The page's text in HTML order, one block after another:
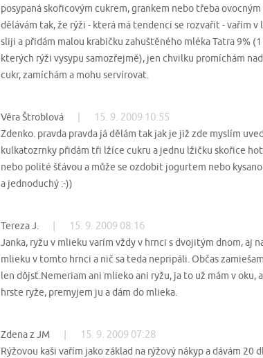
posypaná skořicovým cukrem, grankem nebo třeba
dělávám tak, že rýži - která má tendenci se rozvařit - vařím v
sliji a přidám malou krabičku zahuštěného mléka Tatra 9% (1
kterých rýži vysypu samozřejmě), jen chvilku promíchám
cukr, zamíchám a mohu servírovat.
Věra Štroblová 15. 9. 2009 10:55
Zdenko. pravda pravda já dělám tak jak je již zde myslím
kulkatozrnky přidám tři lžíce cukru a jednu lžičku skořice
nebo polité šťávou a může se ozdobit jogurtem nebo
a jednoduchý :-))
Tereza J. 15. 9. 2009 08:16
Janka, ryžu v mlieku varím vždy v hrnci s dvojitým dnom, aj
mlieku v tomto hrnci a nič sa teda nepripáli. Občas
len dôjsť.Nemeriam ani mlieko ani ryžu, ja to už mám v oku,
hrste ryže, premyjem ju a dám do mlieka.
Zdena z JM 15. 9. 2009 07:28
Rýžovou kaši vařím jako základ na rýžový nákyp a dávám 20